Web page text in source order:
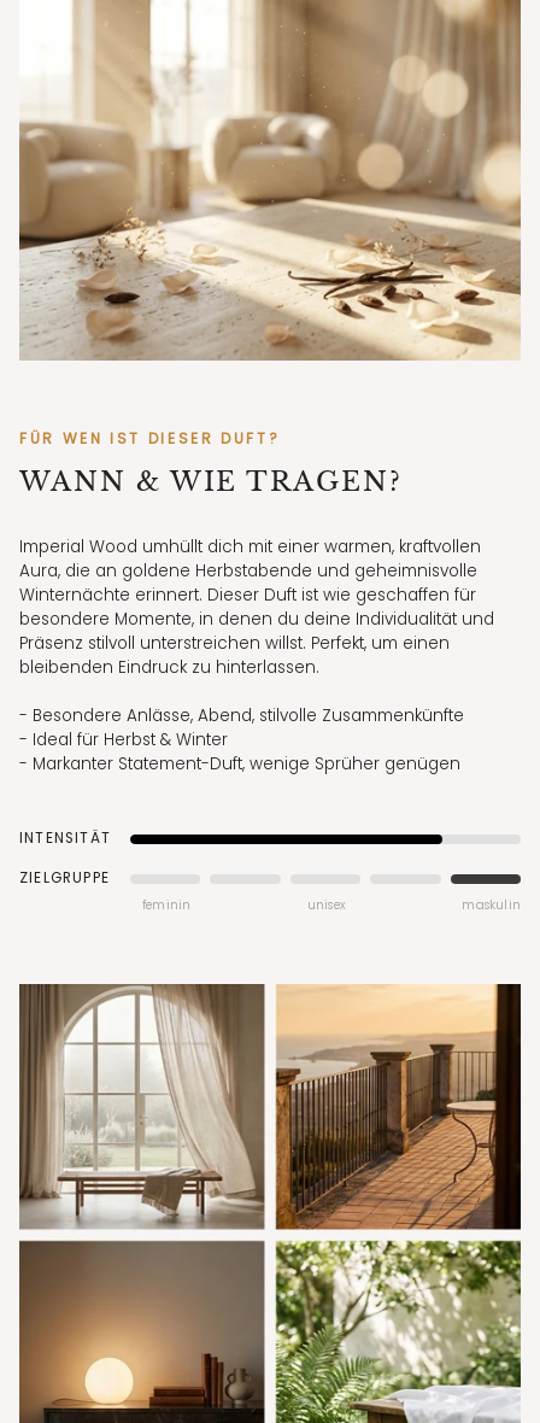
FÜR WEN IST DIESER DUFT?
WANN & WIE TRAGEN?
Imperial Wood umhüllt dich mit einer warmen, kraftvollen
Aura, die an goldene Herbstabende und geheimnisvolle
Winternächte erinnert. Dieser Duft ist wie geschaffen für
besondere Momente, in denen du deine Individualität und
Präsenz stilvoll unterstreichen willst. Perfekt, um einen
bleibenden Eindruck zu hinterlassen.
- Besondere Anlässe, Abend, stilvolle Zusammenkünfte
- Ideal für Herbst & Winter
- Markanter Statement-Duft, wenige Sprüher genügen
INTENSITÄT
ZIELGRUPPE
feminin unisex maskulin